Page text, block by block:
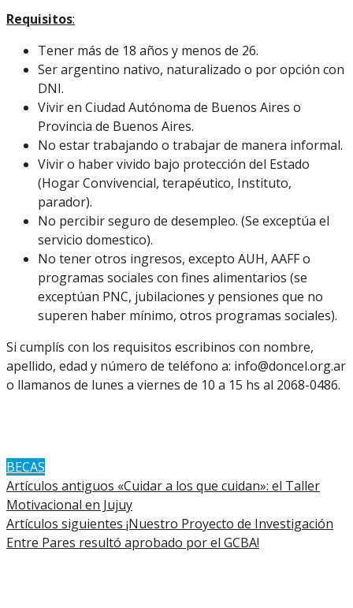
Requisitos:
Tener más de 18 años y menos de 26.
Ser argentino nativo, naturalizado o por opción con
DNI.
Vivir en Ciudad Autónoma de Buenos Aires o
Provincia de Buenos Aires.
No estar trabajando o trabajar de manera informal.
Vivir o haber vivido bajo protección del Estado
(Hogar Convivencial, terapéutico, Instituto,
parador).
No percibir seguro de desempleo. (Se exceptúa el
servicio domestico).
No tener otros ingresos, excepto AUH, AAFF o
programas sociales con fines alimentarios (se
exceptúan PNC, jubilaciones y pensiones que no
superen haber mínimo, otros programas sociales).
Si cumplís con los requisitos escribinos con nombre,
apellido, edad y número de teléfono a: info@doncel.org.ar
o llamanos de lunes a viernes de 10 a 15 hs al 2068-0486.
BECAS
Artículos antiguos «Cuidar a los que cuidan»: el Taller
Motivacional en Jujuy
Artículos siguientes ¡Nuestro Proyecto de Investigación
Entre Pares resultó aprobado por el GCBA!